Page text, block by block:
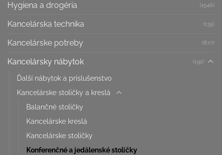
Hygiena a drogéria (1546)
Kancelárska technika (135)
Kancelárske potreby (877)
Kancelársky nábytok (192)
Ďalší nábytok a príslušenstvo
Kancelárske stoličky a kreslá
Balančné stoličky
Kancelárske kreslá
Kancelárske stoličky
Konferenčné a jedálenské stoličky